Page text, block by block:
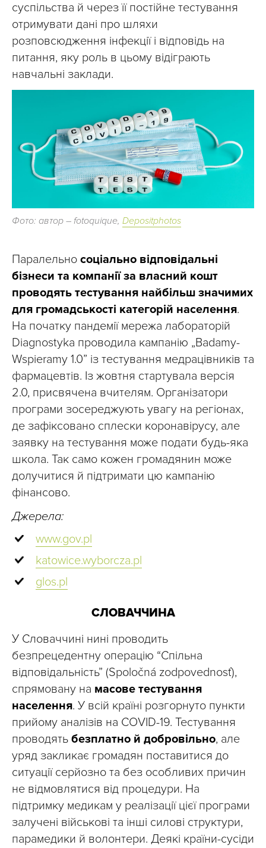
суспільства й через її постійне тестування
отримувати дані про шляхи
розповсюдження інфекції і відповідь на
питання, яку роль в цьому відіграють
навчальні заклади.
Фото: автор – fotoquique, Depositphotos
Паралельно соціально відповідальні
бізнеси та компанії за власний кошт
проводять тестування найбільш значимих
для громадськості категорій населення.
На початку пандемії мережа лабораторій
Diagnostyka проводила кампанію „Badamy-
Wspieramy 1.0” із тестування медрацівників та
фармацевтів. Із жовтня стартувала версія
2.0, присвячена вчителям. Організатори
програми зосереджують увагу на регіонах,
де зафіксовано сплески коронавірусу, але
заявку на тестування може подати будь-яка
школа. Так само кожен громадянин може
долучитися й підтримати цю кампанію
фінансово.
Джерела:
www.gov.pl
katowice.wyborcza.pl
glos.pl
СЛОВАЧЧИНА
У Словаччині нині проводить
безпрецедентну операцію “Спільна
відповідальність” (Spoločná zodpovednosť),
спрямовану на масове тестування
населення. У всій країні розгорнуто пункти
прийому аналізів на COVID-19. Тестування
проводять безплатно й добровільно, але
уряд закликає громадян поставитися до
ситуації серйозно та без особливих причин
не відмовлятися від процедури. На
підтримку медикам у реалізації цієї програми
залучені військові та інші силові структури,
парамедики й волонтери. Деякі країни-сусіди